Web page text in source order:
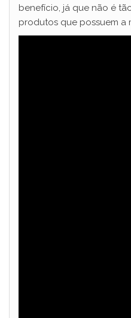
benefício, já que não é
produtos que possuem a